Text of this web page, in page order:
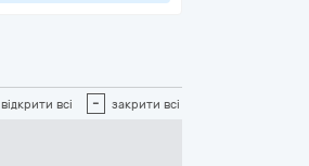
відкрити всі - закрити всі